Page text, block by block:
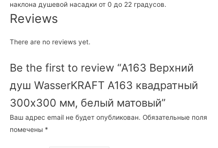
наклона душевой насадки от 0 до 22 градусов.
Reviews
There are no reviews yet.
Be the first to review “А163 Верхний
душ WasserKRAFT A163 квадратный
300х300 мм, белый матовый”
Ваш адрес email не будет опубликован. Обязательные поля
помечены *